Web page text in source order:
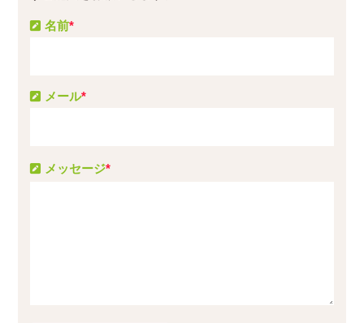
メッセージ*
名前*
メール*